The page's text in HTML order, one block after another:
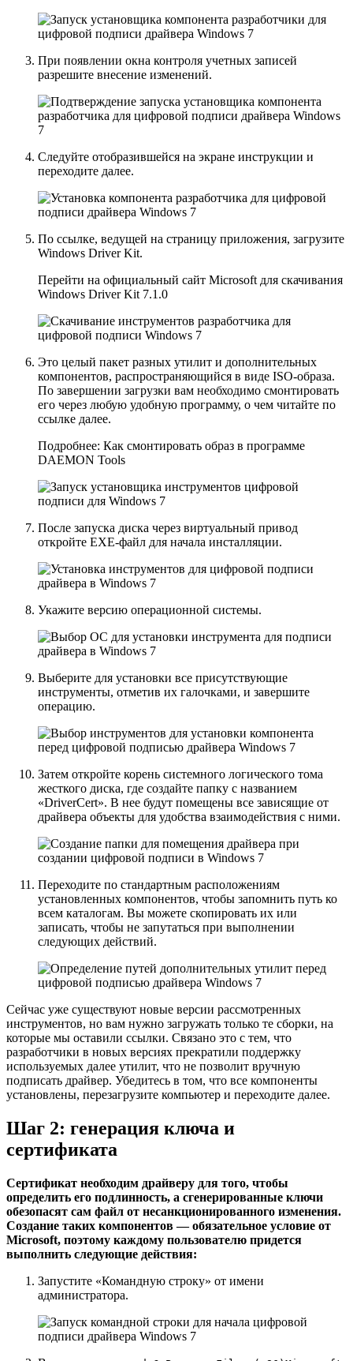
При появлении окна контроля учетных записей
разрешите внесение изменений.
Следуйте отобразившейся на экране инструкции и
переходите далее.
По ссылке, ведущей на страницу приложения, загрузите
Windows Driver Kit.
Перейти на официальный сайт Microsoft для скачивания
Windows Driver Kit 7.1.0
Это целый пакет разных утилит и дополнительных
компонентов, распространяющийся в виде ISO-образа.
По завершении загрузки вам необходимо смонтировать
его через любую удобную программу, о чем читайте по
ссылке далее.
Подробнее: Как смонтировать образ в программе
DAEMON Tools
После запуска диска через виртуальный привод
откройте EXE-файл для начала инсталляции.
Укажите версию операционной системы.
Выберите для установки все присутствующие
инструменты, отметив их галочками, и завершите
операцию.
Затем откройте корень системного логического тома
жесткого диска, где создайте папку с названием
«DriverCert». В нее будут помещены все зависящие от
драйвера объекты для удобства взаимодействия с ними.
Переходите по стандартным расположениям
установленных компонентов, чтобы запомнить путь ко
всем каталогам. Вы можете скопировать их или
записать, чтобы не запутаться при выполнении
следующих действий.
Сейчас уже существуют новые версии рассмотренных
инструментов, но вам нужно загружать только те сборки, на
которые мы оставили ссылки. Связано это с тем, что
разработчики в новых версиях прекратили поддержку
используемых далее утилит, что не позволит вручную
подписать драйвер. Убедитесь в том, что все компоненты
установлены, перезагрузите компьютер и переходите далее.
Шаг 2: генерация ключа и
сертификата
Сертификат необходим драйверу для того, чтобы
определить его подлинность, а сгенерированные ключи
обезопасят сам файл от несанкционированного изменения.
Создание таких компонентов — обязательное условие от
Microsoft, поэтому каждому пользователю придется
выполнить следующие действия:
Запустите «Командную строку» от имени
администратора.